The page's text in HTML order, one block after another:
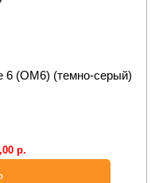
6 (OM6) (темно-серый)
р.